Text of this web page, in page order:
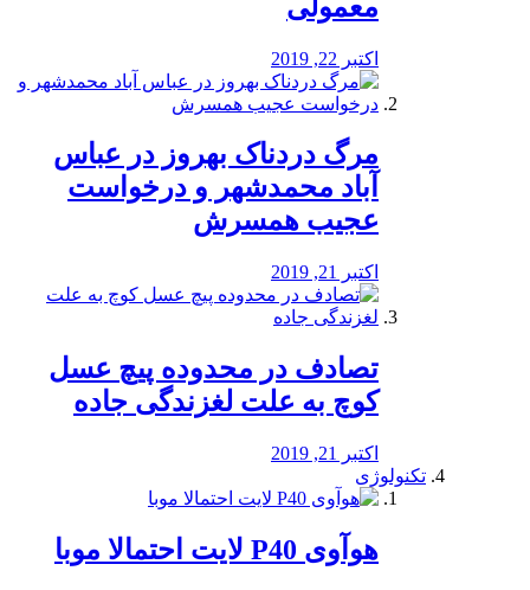
معمولی
اکتبر 22, 2019
مرگ دردناک بهروز در عباس
آباد محمدشهر و درخواست
عجیب همسرش
اکتبر 21, 2019
تصادف در محدوده پیچ عسل
کوچ به علت لغزندگی جاده
اکتبر 21, 2019
تکنولوژی
هوآوی P40 لایت احتمالا موبا